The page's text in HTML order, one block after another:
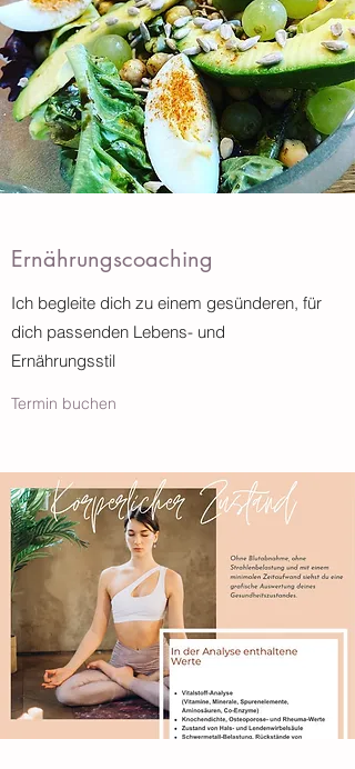
Ernährungscoaching
Ich begleite dich zu einem gesünderen, für
dich passenden Lebens- und
Ernährungsstil
Termin buchen